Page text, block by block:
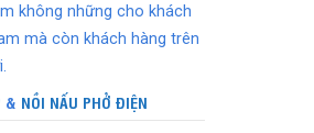
không những cho khách
mà còn khách hàng trên
& NỒI NẤU PHỞ ĐIỆN